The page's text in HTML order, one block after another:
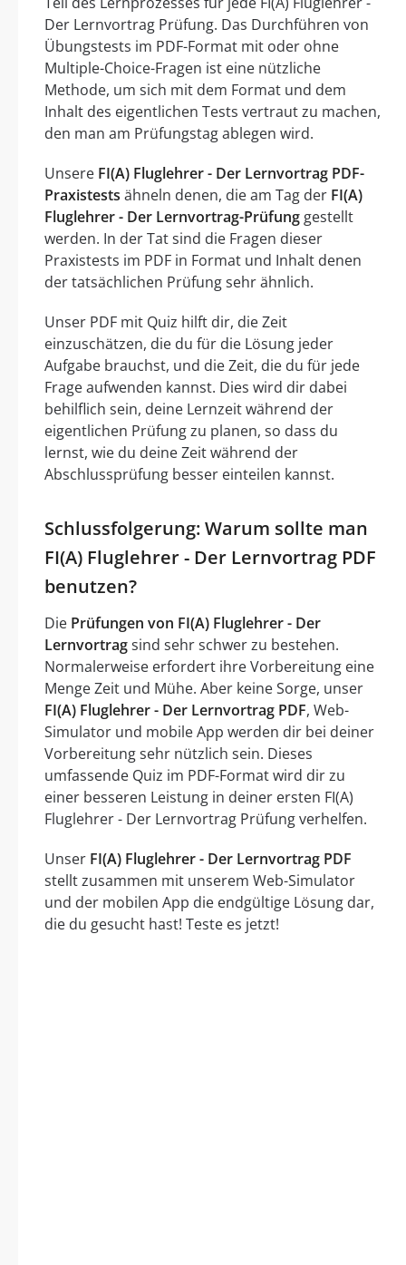
Der Lernvortrag Prüfung. Das Durchführen von
Übungstests im PDF-Format mit oder ohne
Multiple-Choice-Fragen ist eine nützliche
Methode, um sich mit dem Format und dem
Inhalt des eigentlichen Tests vertraut zu machen,
den man am Prüfungstag ablegen wird.
Unsere FI(A) Fluglehrer - Der Lernvortrag PDF-
Praxistests ähneln denen, die am Tag der FI(A)
Fluglehrer - Der Lernvortrag-Prüfung gestellt
werden. In der Tat sind die Fragen dieser
Praxistests im PDF in Format und Inhalt denen
der tatsächlichen Prüfung sehr ähnlich.
Unser PDF mit Quiz hilft dir, die Zeit
einzuschätzen, die du für die Lösung jeder
Aufgabe brauchst, und die Zeit, die du für jede
Frage aufwenden kannst. Dies wird dir dabei
behilflich sein, deine Lernzeit während der
eigentlichen Prüfung zu planen, so dass du
lernst, wie du deine Zeit während der
Abschlussprüfung besser einteilen kannst.
Schlussfolgerung: Warum sollte man
FI(A) Fluglehrer - Der Lernvortrag PDF
benutzen?
Die Prüfungen von FI(A) Fluglehrer - Der
Lernvortragsind sehr schwer zu bestehen.
Normalerweise erfordert ihre Vorbereitung eine
Menge Zeit und Mühe. Aber keine Sorge, unser
FI(A) Fluglehrer - Der Lernvortrag PDF, Web-
Simulator und mobile App werden dir bei deiner
Vorbereitung sehr nützlich sein. Dieses
umfassende Quiz im PDF-Format wird dir zu
einer besseren Leistung in deiner ersten FI(A)
Fluglehrer - Der Lernvortrag Prüfung verhelfen.
Unser FI(A) Fluglehrer - Der Lernvortrag PDF
stellt zusammen mit unserem Web-Simulator
und der mobilen App die endgültige Lösung dar,
die du gesucht hast! Teste es jetzt!